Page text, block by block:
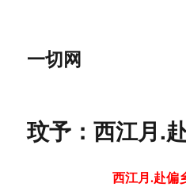
一切网
玟予：西江月.
西江月.赴偏